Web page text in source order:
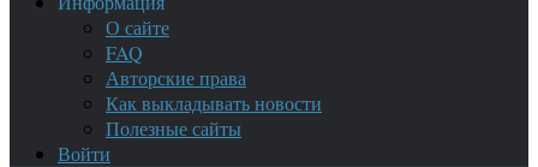
О сайте
FAQ
Авторские права
Как выкладывать новости
Полезные сайты
Войти